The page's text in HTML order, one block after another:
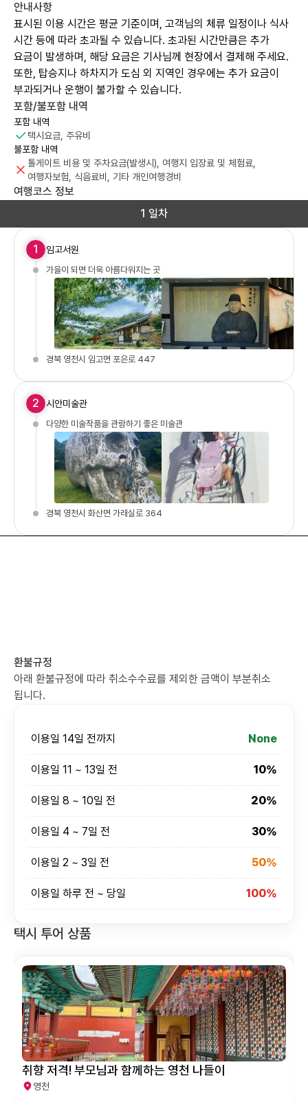
안내사항
표시된 이용 시간은 평균 기준이며, 고객님의 체류 일정이나 식사
시간 등에 따라 초과될 수 있습니다. 초과된 시간만큼은 추가
요금이 발생하며, 해당 요금은 기사님께 현장에서 결제해 주세요.
또한, 탑승지나 하차지가 도심 외 지역인 경우에는 추가 요금이
부과되거나 운행이 불가할 수 있습니다.
포함/불포함 내역
포함 내역
택시요금, 주유비
불포함 내역
톨게이트 비용 및 주차요금(발생시), 여행지 입장료 및 체험료,
여행자보험, 식음료비, 기타 개인여행경비
여행코스 정보
1 일차
1 임고서원
가을이 되면 더욱 아름다워지는 곳
경북 영천시 임고면 포은로 447
2 시안미술관
다양한 미술작품을 관람하기 좋은 미술관
경북 영천시 화산면 가래실로 364
환불규정
아래 환불규정에 따라 취소수수료를 제외한 금액이 부분취소
됩니다.
이용일 14일 전까지 None
이용일 11 ~ 13일 전 10%
이용일 8 ~ 10일 전 20%
이용일 4 ~ 7일 전 30%
이용일 2 ~ 3일 전 50%
이용일 하루 전 ~ 당일 100%
택시 투어 상품
저격! 부모님과 함께하는 영천 나들이